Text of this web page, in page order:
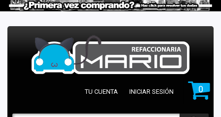
0
TU CUENTA INICIAR SESIÓN